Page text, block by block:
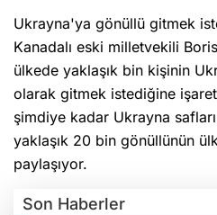
Ukrayna'ya gönüllü gitmek
Kanadalı eski milletvekili
ülkede yaklaşık bin kişinin
olarak gitmek istediğine
şimdiye kadar Ukrayna
yaklaşık 20 bin gönüllünün
paylaşıyor.
Son Haberler